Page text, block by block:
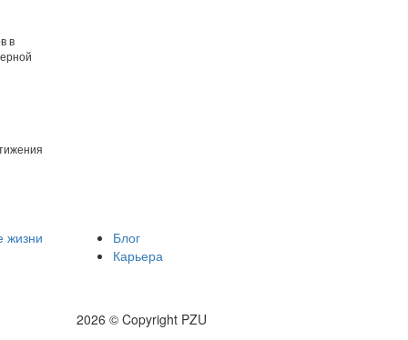
в
жизни
Блог
Карьера
2026 © Copyright PZU